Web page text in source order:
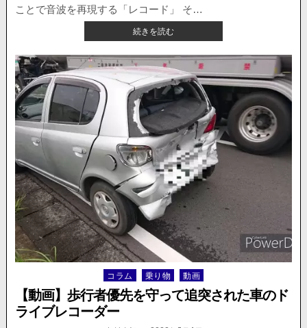
が
拡
散
さ
れ
る。
ことで音波を再現する「レコード」 そ…
続きを読む【歴
史
を
感
じ
る】
令
和
の
レ
コ
ー
ド
さ
ん
の
カ
ャ
ー
Posted
in
コラム 乗り物 動画
【動画】歩行者優先を守って追突された車のド
ライブレコーダー